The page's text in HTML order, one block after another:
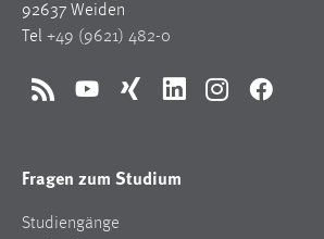
92637 Weiden
Tel +49 (9621) 482-0
RSS YouTubeXing LinkedInInstagramFacebook
Fragen zum Studium
Studiengänge